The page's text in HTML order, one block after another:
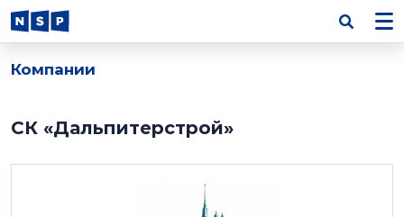
Компании
СК «Дальпитерстрой»